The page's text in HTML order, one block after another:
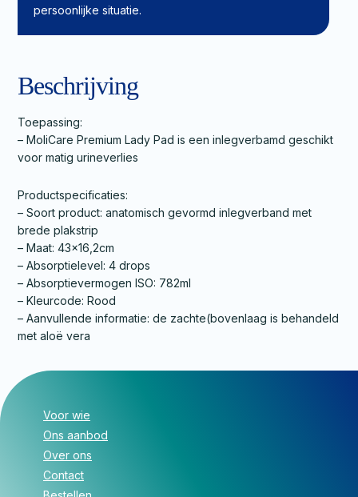
persoonlijke situatie.
Beschrijving
Toepassing:
– MoliCare Premium Lady Pad is een inlegverbamd geschikt
voor matig urineverlies
Productspecificaties:
– Soort product: anatomisch gevormd inlegverband met
brede plakstrip
– Maat: 43×16,2cm
– Absorptielevel: 4 drops
– Absorptievermogen ISO: 782ml
– Kleurcode: Rood
– Aanvullende informatie: de zachte(bovenlaag is behandeld
met aloë vera
Voor wie
Ons aanbod
Over ons
Contact